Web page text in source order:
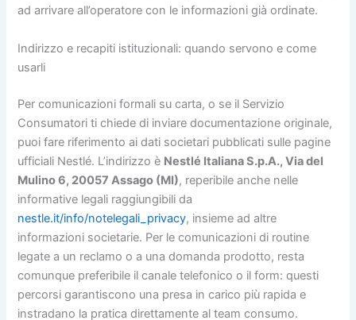
ad arrivare all’operatore con le informazioni già ordinate.
Indirizzo e recapiti istituzionali: quando servono e come
usarli
Per comunicazioni formali su carta, o se il Servizio
Consumatori ti chiede di inviare documentazione originale,
puoi fare riferimento ai dati societari pubblicati sulle pagine
ufficiali Nestlé. L’indirizzo è Nestlé Italiana S.p.A., Via del
Mulino 6, 20057 Assago (MI), reperibile anche nelle
informative legali raggiungibili da
nestle.it/info/notelegali_privacy, insieme ad altre
informazioni societarie. Per le comunicazioni di routine
legate a un reclamo o a una domanda prodotto, resta
comunque preferibile il canale telefonico o il form: questi
percorsi garantiscono una presa in carico più rapida e
instradano la pratica direttamente al team consumo.